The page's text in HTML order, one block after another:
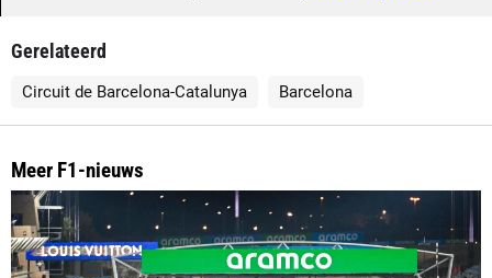
Gerelateerd
Circuit de Barcelona-Catalunya Barcelona
Meer F1-nieuws